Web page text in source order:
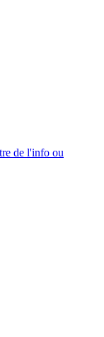
de l'info ou